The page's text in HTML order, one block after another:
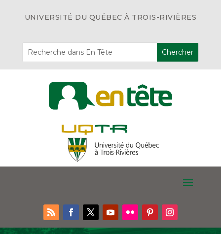
UNIVERSITÉ DU QUÉBEC À TROIS-RIVIÈRES